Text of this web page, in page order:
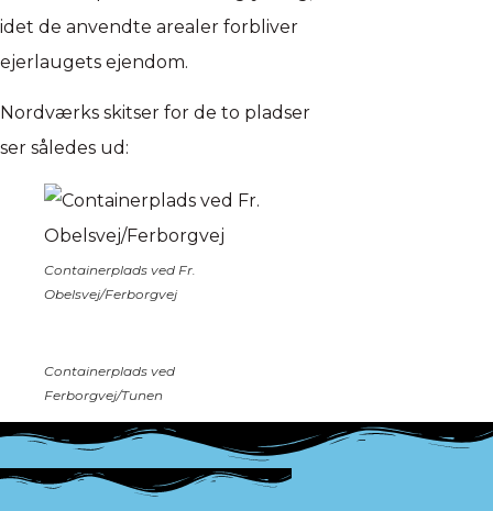
idet de anvendte arealer forbliver
ejerlaugets ejendom.
Nordværks skitser for de to pladser
ser således ud:
Containerplads ved Fr.
Obelsvej/Ferborgvej
Containerplads ved
Ferborgvej/Tunen